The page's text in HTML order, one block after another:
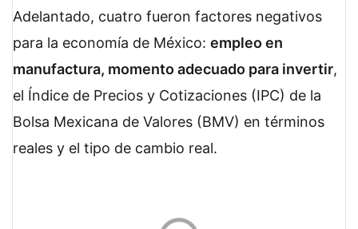
Adelantado, cuatro fueron factores negativos
para la economía de México: empleo en
manufactura, momento adecuado para invertir,
el Índice de Precios y Cotizaciones (IPC) de la
Bolsa Mexicana de Valores (BMV) en términos
reales y el tipo de cambio real.